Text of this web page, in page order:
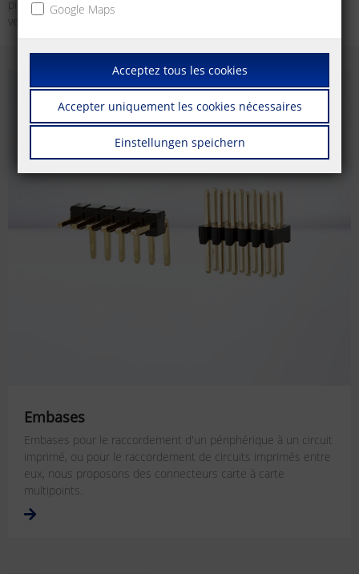
picots (avec insertion de fil horizontale et verticale), que dans la
version de barrette à douilles (avec insertion de fil verticale).
Embases
Embases pour le raccordement d'un périphérique à un circuit
imprimé, ou pour le raccordement de circuits imprimés entre
eux, nous proposons des connecteurs carte à carte
multipoints.
Google Maps
Acceptez tous les cookies
Accepter uniquement les cookies nécessaires
Einstellungen speichern